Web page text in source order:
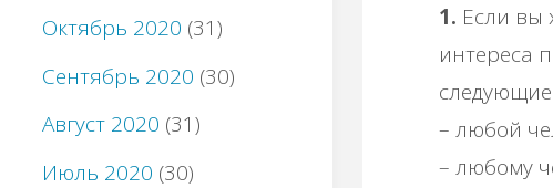
1. Если вы
интереса
следующие
– любой
– любому
Октябрь 2020 (31)
Сентябрь 2020 (30)
Август 2020 (31)
Июль 2020 (30)